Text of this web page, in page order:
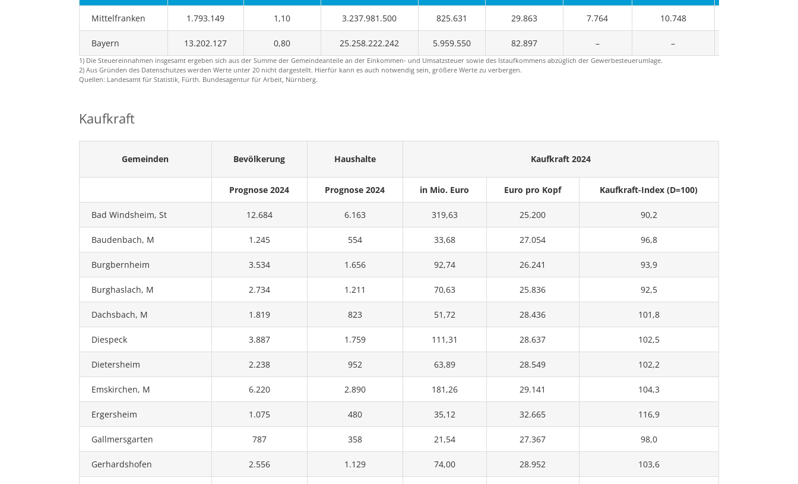
Mittelfranken 1.793.149 1,10 3.237.981.500 825.631 29.863 7.764 10.748
Bayern 13.202.127 0,80 25.258.222.242 5.959.550 82.897 – –
1) Die Steuereinnahmen insgesamt ergeben sich aus der Summe der Gemeindeanteile an der Einkommen- und Umsatzsteuer sowie des Istaufkommens abzüglich der Gewerbesteuerumlage.
2) Aus Gründen des Datenschutzes werden Werte unter 20 nicht dargestellt. Hierfür kann es auch notwendig sein, größere Werte zu verbergen.
Quellen: Landesamt für Statistik, Fürth. Bundesagentur für Arbeit, Nürnberg.
Kaufkraft
Gemeinden Bevölkerung Haushalte Kaufkraft 2024
Prognose 2024 Prognose 2024 in Mio. Euro Euro pro Kopf Kaufkraft-Index (D=100)
Bad Windsheim, St 12.684 6.163 319,63 25.200 90,2
Baudenbach, M 1.245 554 33,68 27.054 96,8
Burgbernheim 3.534 1.656 92,74 26.241 93,9
Burghaslach, M 2.734 1.211 70,63 25.836 92,5
Dachsbach, M 1.819 823 51,72 28.436 101,8
Diespeck 3.887 1.759 111,31 28.637 102,5
Dietersheim 2.238 952 63,89 28.549 102,2
Emskirchen, M 6.220 2.890 181,26 29.141 104,3
Ergersheim 1.075 480 35,12 32.665 116,9
Gallmersgarten 787 358 21,54 27.367 98,0
Gerhardshofen 2.556 1.129 74,00 28.952 103,6